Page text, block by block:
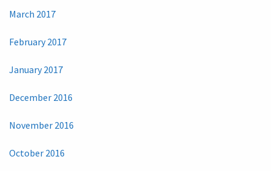
March 2017
February 2017
January 2017
December 2016
November 2016
October 2016